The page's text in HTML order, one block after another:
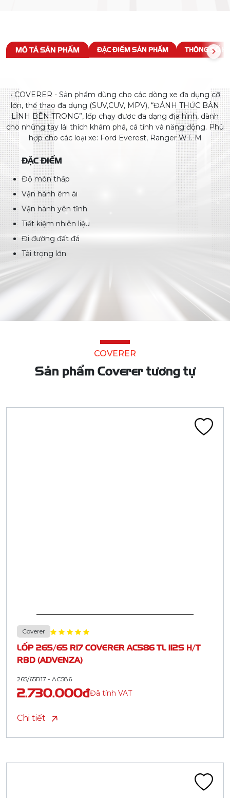
MÔ TẢ SẢN PHẨM ĐẶC ĐIỂM SẢN PHẨM THÔNG SỐ
• COVERER - Sản phẩm dùng cho các dòng xe đa dụng cỡ
lớn, thể thao đa dụng (SUV,CUV, MPV), “ĐÁNH THỨC BẢN
LĨNH BÊN TRONG”, lốp chạy được đa dạng địa hình, dành
cho những tay lái thích khám phá, cá tính và năng động. Phù
hợp cho các loại xe: Ford Everest, Ranger WT. M
ĐẶC ĐIỂM
Độ mòn thấp
Vận hành êm ái
Vận hành yên tĩnh
Tiết kiệm nhiên liệu
Đi đường đất đá
Tải trọng lớn
COVERER
Sản phẩm Coverer tương tự
Coverer
LỐP 265/65 R17 COVERER AC586 TL 112S H/T
RBD (ADVENZA)
265/65R17 - AC586
2.730.000đĐã tính VAT
Chi tiết